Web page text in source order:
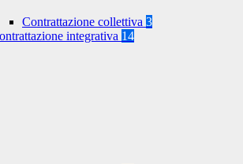
Contrattazione collettiva 3
integrativa 14